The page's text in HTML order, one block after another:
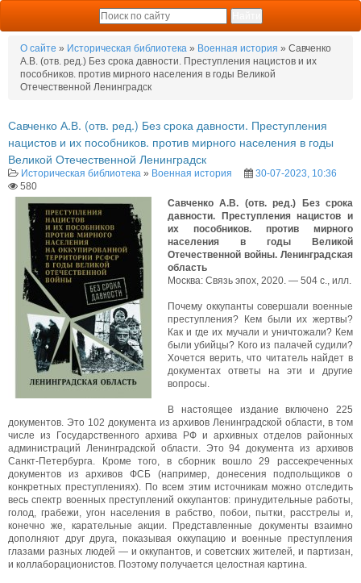
О сайте » Историческая библиотека » Военная история » Савченко
А.В. (отв. ред.) Без срока давности. Преступления нацистов и их
пособников. против мирного населения в годы Великой
Отечественной Ленинградск
Савченко А.В. (отв. ред.) Без срока давности. Преступления
нацистов и их пособников. против мирного населения в годы
Великой Отечественной Ленинградск
Историческая библиотека » Военная история
30-07-2023, 10:36
580
Савченко А.В. (отв. ред.) Без срока
давности. Преступления нацистов и
их пособников. против мирного
населения в годы Великой
Отечественной войны. Ленинградская
область
Москва: Связь эпох, 2020. — 504 с., илл.
Почему оккупанты совершали военные
преступления? Кем были их жертвы?
Как и где их мучали и уничтожали? Кем
были убийцы? Кого из палачей судили?
Хочется верить, что читатель найдет в
документах ответы на эти и другие
вопросы.
В настоящее издание включено 225
документов. Это 102 документа из архивов Ленинградской области, в том
числе из Государственного архива РФ и архивных отделов районных
администраций Ленинградской области. Это 94 документа из архивов
Санкт-Петербурга. Кроме того, в сборник вошло 29 рассекреченных
документов из архивов ФСБ (например, донесения подпольщиков о
конкретных преступлениях). По всем этим источникам можно отследить
весь спектр военных преступлений оккупантов: принудительные работы,
голод, грабежи, угон населения в рабство, побои, пытки, расстрелы и,
конечно же, карательные акции. Представленные документы взаимно
дополняют друг друга, показывая оккупацию и военные преступления
глазами разных людей — и оккупантов, и советских жителей, и партизан,
и коллаборационистов. Поэтому получается целостная картина.